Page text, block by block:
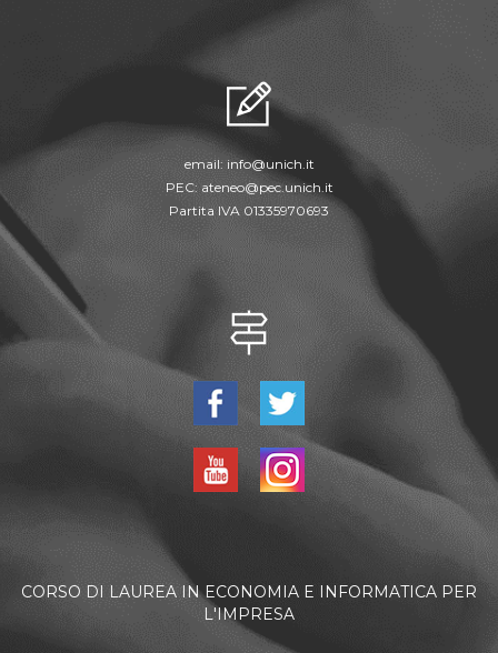
email: info@unich.it
PEC: ateneo@pec.unich.it
Partita IVA 01335970693
CORSO DI LAUREA IN ECONOMIA E INFORMATICA PER
L'IMPRESA